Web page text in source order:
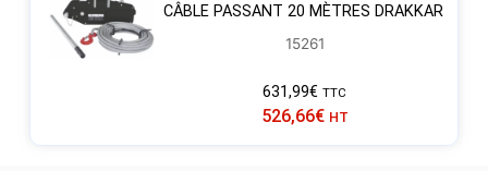
CÂBLE PASSANT 20 MÈTRES DRAKKAR
15261
631,99€ TTC
526,66€ HT